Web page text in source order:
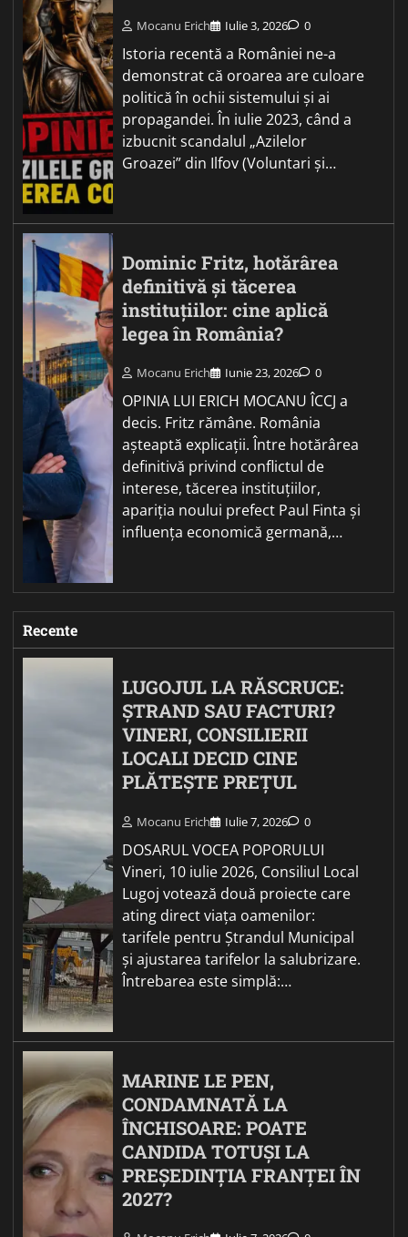
Mocanu Erich Iulie 3, 2026 0
Istoria recentă a României ne-a
demonstrat că oroarea are culoare
politică în ochii sistemului și ai
propagandei. În iulie 2023, când a
izbucnit scandalul „Azilelor
Groazei” din Ilfov (Voluntari și…
Dominic Fritz, hotărârea
definitivă și tăcerea
instituțiilor: cine aplică
legea în România?
Mocanu Erich Iunie 23, 2026 0
OPINIA LUI ERICH MOCANU ÎCCJ a
decis. Fritz rămâne. România
așteaptă explicații. Între hotărârea
definitivă privind conflictul de
interese, tăcerea instituțiilor,
apariția noului prefect Paul Finta și
influența economică germană,…
Recente
LUGOJUL LA RĂSCRUCE:
ȘTRAND SAU FACTURI?
VINERI, CONSILIERII
LOCALI DECID CINE
PLĂTEȘTE PREȚUL
Mocanu Erich Iulie 7, 2026 0
DOSARUL VOCEA POPORULUI
Vineri, 10 iulie 2026, Consiliul Local
Lugoj votează două proiecte care
ating direct viața oamenilor:
tarifele pentru Ștrandul Municipal
și ajustarea tarifelor la salubrizare.
Întrebarea este simplă:…
MARINE LE PEN,
CONDAMNATĂ LA
ÎNCHISOARE: POATE
CANDIDA TOTUȘI LA
PREȘEDINȚIA FRANȚEI ÎN
2027?